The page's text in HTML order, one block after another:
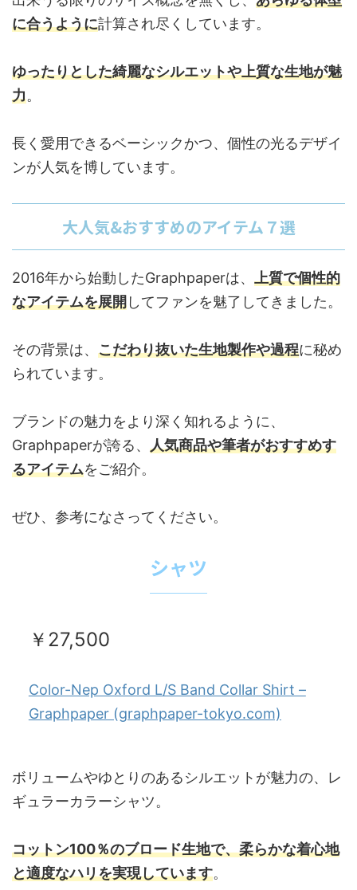
に合うように計算され尽くしています。
ゆったりとした綺麗なシルエットや上質な生地が魅
力。
長く愛用できるベーシックかつ、個性の光るデザイ
ンが人気を博しています。
大人気&おすすめのアイテム７選
2016年から始動したGraphpaperは、 上質で個性的
なアイテムを展開してファンを魅了してきました。
その背景は、 こだわり抜いた生地製作や過程に秘め
られています。
ブランドの魅力をより深く知れるように、
Graphpaperが誇る、 人気商品や筆者がおすすめす
るアイテムをご紹介。
ぜひ、参考になさってください。
シャツ
￥27,500
Color-Nep Oxford L/S Band Collar Shirt –
Graphpaper (graphpaper-tokyo.com)
ボリュームやゆとりのあるシルエットが魅力の、レ
ギュラーカラーシャツ。
コットン100％のブロード生地で、柔らかな着心地
と適度なハリを実現しています。